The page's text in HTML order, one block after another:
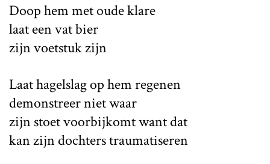
Doop hem met oude klare
laat een vat bier
zijn voetstuk zijn
Laat hagelslag op hem regenen
demonstreer niet waar
zijn stoet voorbijkomt want dat
kan zijn dochters traumatiseren